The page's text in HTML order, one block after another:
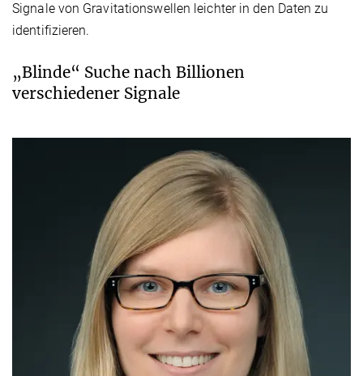
Signale von Gravitationswellen leichter in den Daten zu
identifizieren.
„Blinde“ Suche nach Billionen
verschiedener Signale